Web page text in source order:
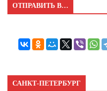
ОТПРАВИТЬ В…
САНКТ-ПЕТЕРБУРГ